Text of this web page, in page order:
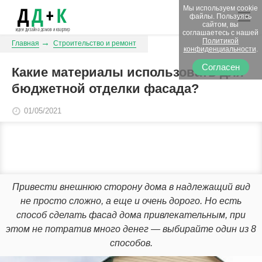
Главная Строительство и ремонт
Какие материалы использовать для
бюджетной отделки фасада?
01/05/2021
Привести внешнюю сторону дома в надлежащий вид
не просто сложно, а еще и очень дорого. Но есть
способ сделать фасад дома привлекательным, при
этом не потратив много денег — выбирайте один из 8
способов.
Мы используем cookie
файлы. Пользуясь
сайтом, вы
соглашаетесь с нашей
Политикой
конфиденциальности.
Согласен